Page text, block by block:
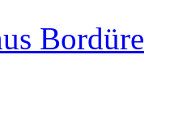
Bordüre